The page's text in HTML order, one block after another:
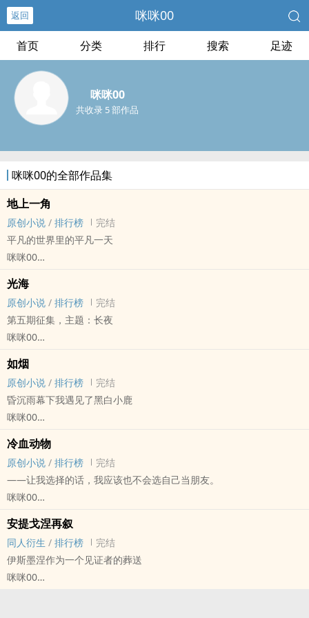
返回 咪咪00
首页 分类 排行 搜索 足迹
咪咪00
共收录 5 部作品
咪咪00的全部作品集
地上一角
原创小说 / 排行榜
完结
平凡的世界里的平凡一天
咪咪00
OE - 现代 - 现实主义 - 校园
是不被珍视才内向还是内向才不被珍视呢
光海
原创小说 / 排行榜
完结
第五期征集，主题：长夜
咪咪00
第五期征集
不要温和地走入那良夜
如烟
原创小说 / 排行榜
完结
昏沉雨幕下我遇见了黑白小鹿
咪咪00
现代 - OE - 致郁
冷血动物
原创小说 / 排行榜
完结
——让我选择的话，我应该也不会选自己当朋友。
咪咪00
原创小说 - 无CP - 短篇 - 完结
现代 - 校园 - 日常 - 第六期征集
安提戈涅再叙
同人衍生 / 排行榜
完结
伊斯墨涅作为一个见证者的葬送
咪咪00